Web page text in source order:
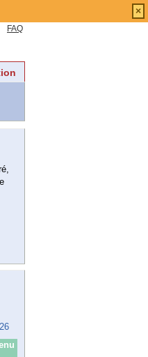
FAQ
×